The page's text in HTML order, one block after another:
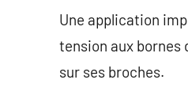
Une application
tension aux bornes
sur ses broches.